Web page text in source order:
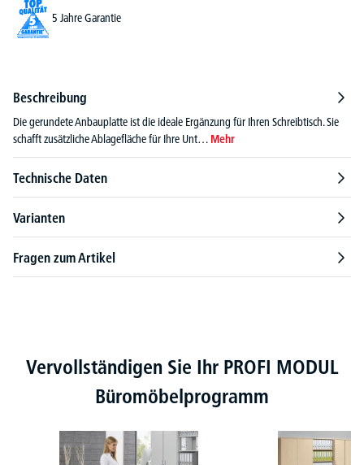
5 Jahre Garantie
Beschreibung
Die gerundete Anbauplatte ist die ideale Ergänzung für Ihren Schreibtisch. Sie
schafft zusätzliche Ablagefläche für Ihre Unt… Mehr
Technische Daten
Varianten
Fragen zum Artikel
Produktgalerie überspringen
Vervollständigen Sie Ihr PROFI MODUL
Büromöbelprogramm